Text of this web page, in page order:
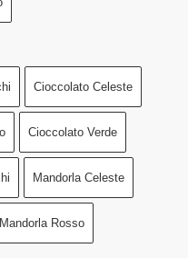
Cioccolato Celeste
Cioccolato Verde
Mandorla Celeste
Mandorla Rosso